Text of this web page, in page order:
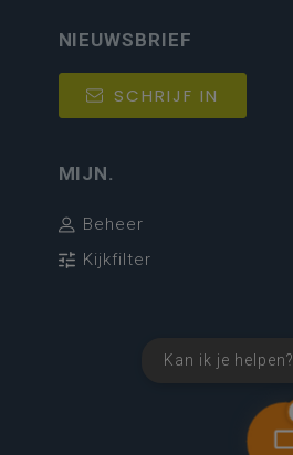
Kan ik je helpen?
NIEUWSBRIEF
SCHRIJF IN
MIJN.
Beheer
Kijkfilter